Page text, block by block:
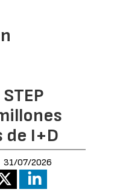
I+D
31/07/2026